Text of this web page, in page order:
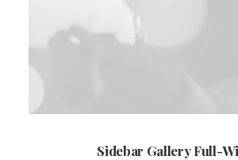
Sidebar Gallery Full-